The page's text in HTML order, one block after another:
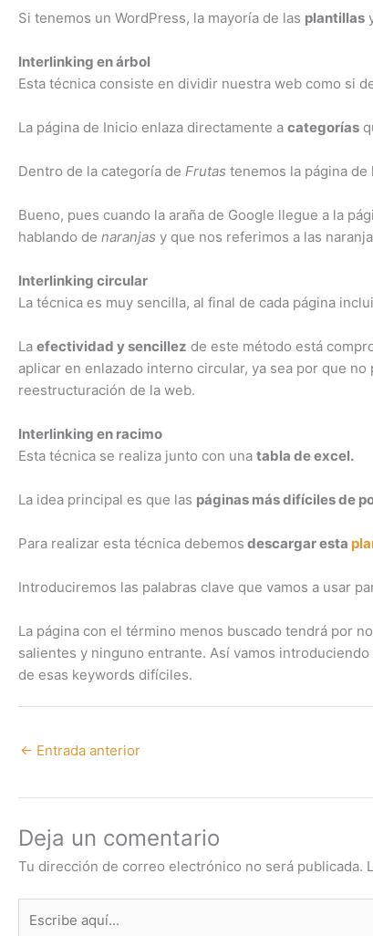
Si tenemos un WordPress, la mayoría de las plantillas
Interlinking en árbol
Esta técnica consiste en dividir nuestra web como si
La página de Inicio enlaza directamente a categorías
Dentro de la categoría de Frutas tenemos la página de l
Bueno, pues cuando la araña de Google llegue a la
hablando de naranjas y que nos referimos a las
Interlinking circular
La técnica es muy sencilla, al final de cada página
La efectividad y sencillez de este método está
aplicar en enlazado interno circular, ya sea por que
reestructuración de la web.
Interlinking en racimo
Esta técnica se realiza junto con una tabla de excel.
La idea principal es que las páginas más difíciles de
Para realizar esta técnica debemos descargar esta
Introduciremos las palabras clave que vamos a usar
La página con el término menos buscado tendrá por
salientes y ninguno entrante. Así vamos
de esas keywords difíciles.
← Entrada anterior
Deja un comentario
Tu dirección de correo electrónico no será publicada.
aquí...